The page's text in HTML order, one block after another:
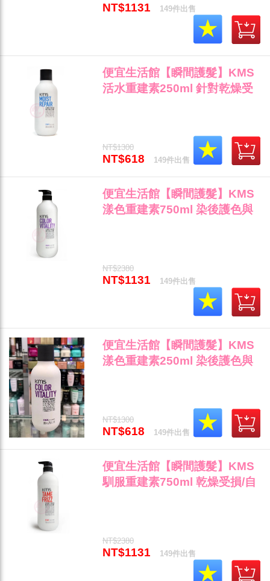
NT$1131 149件出售
便宜生活館【瞬間護髮】KMS
活水重建素250ml 針對乾燥受
NT$1300
NT$618 149件出售
便宜生活館【瞬間護髮】KMS
漾色重建素750ml 染後護色與
NT$2380
NT$1131 149件出售
便宜生活館【瞬間護髮】KMS
漾色重建素250ml 染後護色與
NT$1300
NT$618 149件出售
便宜生活館【瞬間護髮】KMS
馴服重建素750ml 乾燥受損/自
NT$2380
NT$1131 149件出售